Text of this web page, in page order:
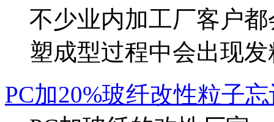
不少业内加工厂客户
塑成型过程中会出现
PC加20%玻纤改性粒子